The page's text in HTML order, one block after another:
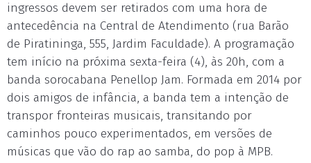
ingressos devem ser retirados com uma hora de
antecedência na Central de Atendimento (rua Barão
de Piratininga, 555, Jardim Faculdade). A programação
tem início na próxima sexta-feira (4), às 20h, com a
banda sorocabana Penellop Jam. Formada em 2014 por
dois amigos de infância, a banda tem a intenção de
transpor fronteiras musicais, transitando por
caminhos pouco experimentados, em versões de
músicas que vão do rap ao samba, do pop à MPB.